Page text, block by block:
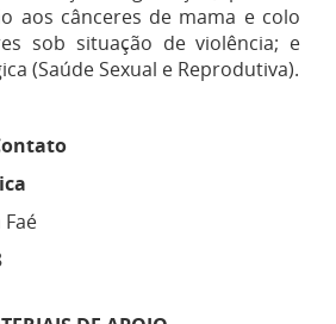
aos cânceres de mama e colo
sob situação de violência; e
(Saúde Sexual e Reprodutiva).